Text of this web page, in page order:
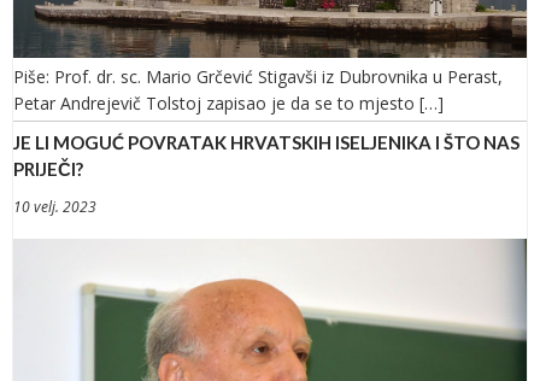
Piše: Prof. dr. sc. Mario Grčević Stigavši iz Dubrovnika u Perast,
Petar Andrejevič Tolstoj zapisao je da se to mjesto […]
JE LI MOGUĆ POVRATAK HRVATSKIH ISELJENIKA I ŠTO NAS
PRIJEČI?
10 velj. 2023